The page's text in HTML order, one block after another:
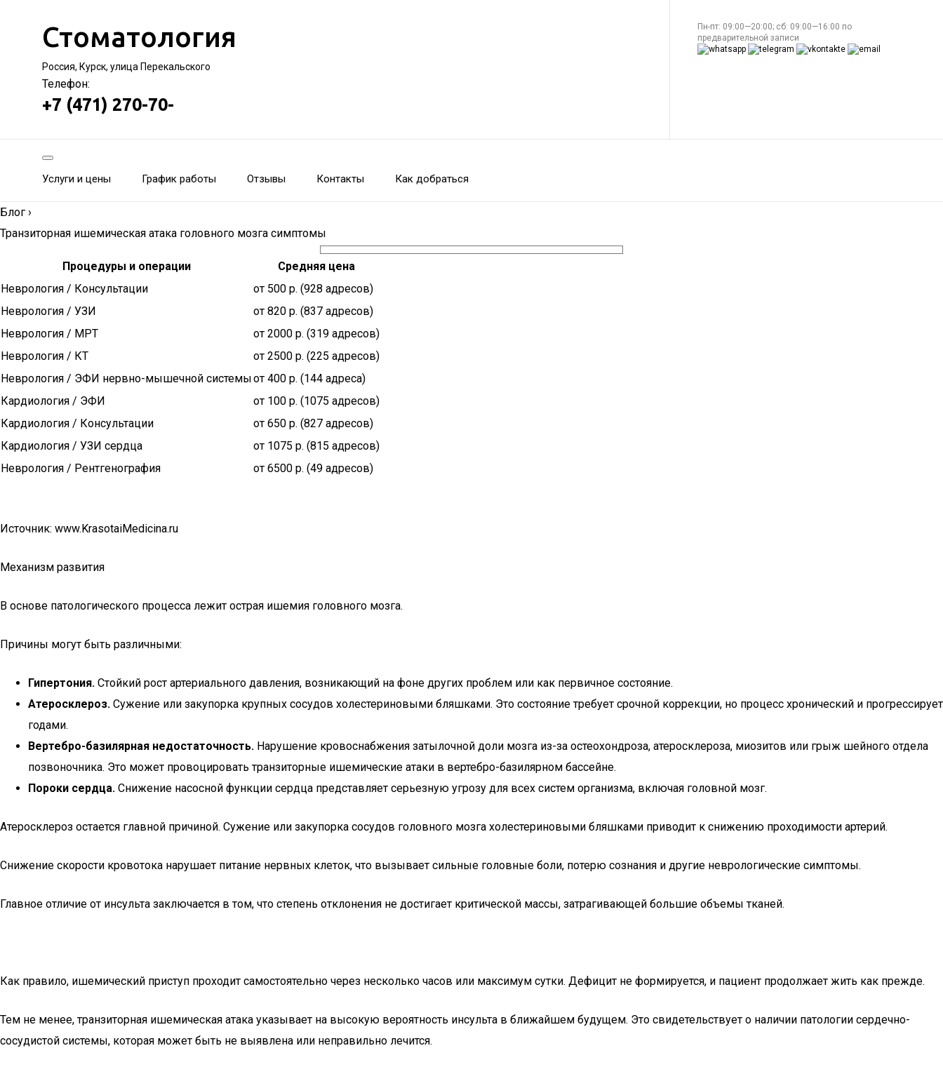
Стоматология
Россия, Курск, улица Перекальского
Телефон:
+7 (471) 270-70-
Пн-пт: 09:00—20:00; сб: 09:00—16:00 по
предварительной записи
Услуги и цены График работы Отзывы Контакты Как добраться
Блог ›
Транзиторная ишемическая атака головного мозга симптомы
Процедуры и операции
Средняя цена
Неврология / Консультации
от 500 р. (928 адресов)
Неврология / УЗИ
от 820 р. (837 адресов)
Неврология / МРТ
от 2000 р. (319 адресов)
Неврология / КТ
от 2500 р. (225 адресов)
Неврология / ЭФИ нервно-мышечной системыот 400 р. (144 адреса)
Кардиология / ЭФИ
от 100 р. (1075 адресов)
Кардиология / Консультации
от 650 р. (827 адресов)
Кардиология / УЗИ сердца
от 1075 р. (815 адресов)
Неврология / Рентгенография
от 6500 р. (49 адресов)
Источник: www.KrasotaiMedicina.ru
Механизм развития
В основе патологического процесса лежит острая ишемия головного мозга.
Причины могут быть различными:
Гипертония. Стойкий рост артериального давления, возникающий на фоне других проблем или как первичное состояние.
Атеросклероз. Сужение или закупорка крупных сосудов холестериновыми бляшками. Это состояние требует срочной коррекции, но процесс хронический и прогрессирует
годами.
Вертебро-базилярная недостаточность. Нарушение кровоснабжения затылочной доли мозга из-за остеохондроза, атеросклероза, миозитов или грыж шейного отдела
позвоночника. Это может провоцировать транзиторные ишемические атаки в вертебро-базилярном бассейне.
Пороки сердца. Снижение насосной функции сердца представляет серьезную угрозу для всех систем организма, включая головной мозг.
Атеросклероз остается главной причиной. Сужение или закупорка сосудов головного мозга холестериновыми бляшками приводит к снижению проходимости артерий.
Снижение скорости кровотока нарушает питание нервных клеток, что вызывает сильные головные боли, потерю сознания и другие неврологические симптомы.
Главное отличие от инсульта заключается в том, что степень отклонения не достигает критической массы, затрагивающей большие объемы тканей.
Как правило, ишемический приступ проходит самостоятельно через несколько часов или максимум сутки. Дефицит не формируется, и пациент продолжает жить как прежде.
Тем не менее, транзиторная ишемическая атака указывает на высокую вероятность инсульта в ближайшем будущем. Это свидетельствует о наличии патологии сердечно-
сосудистой системы, которая может быть не выявлена или неправильно лечится.